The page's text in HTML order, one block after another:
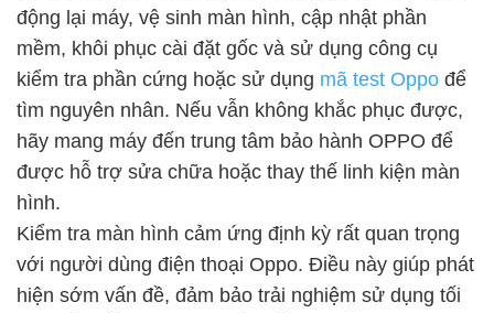
động lại máy, vệ sinh màn hình, cập nhật phần
mềm, khôi phục cài đặt gốc và sử dụng công cụ
kiểm tra phần cứng hoặc sử dụng mã test Oppo để
tìm nguyên nhân. Nếu vẫn không khắc phục được,
hãy mang máy đến trung tâm bảo hành OPPO để
được hỗ trợ sửa chữa hoặc thay thế linh kiện màn
hình.
Kiểm tra màn hình cảm ứng định kỳ rất quan trọng
với người dùng điện thoại Oppo. Điều này giúp phát
hiện sớm vấn đề, đảm bảo trải nghiệm sử dụng tối